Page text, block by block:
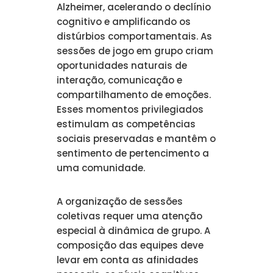
Alzheimer, acelerando o declínio
cognitivo e amplificando os
distúrbios comportamentais. As
sessões de jogo em grupo criam
oportunidades naturais de
interação, comunicação e
compartilhamento de emoções.
Esses momentos privilegiados
estimulam as competências
sociais preservadas e mantêm o
sentimento de pertencimento a
uma comunidade.
A organização de sessões
coletivas requer uma atenção
especial à dinâmica de grupo. A
composição das equipes deve
levar em conta as afinidades